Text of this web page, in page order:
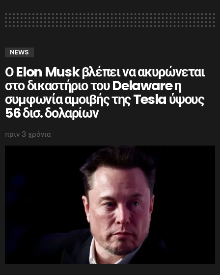
NEWS
Ο Elon Musk βλέπει να ακυρώνεται
στο δικαστήριο του Delaware η
συμφωνία αμοιβής της Tesla ύψους
56 δισ. δολαρίων
πριν 3 χρόνια